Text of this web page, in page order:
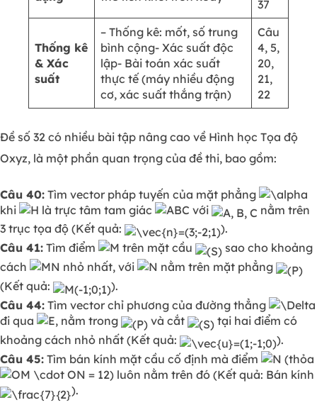
37
Thống kê
& Xác
suất
– Thống kê: mốt, số trung
bình cộng- Xác suất độc
lập- Bài toán xác suất
thực tế (máy nhiều động
cơ, xác suất thắng trận)
Câu
4, 5,
20,
21,
22
Đề số 32 có nhiều bài tập nâng cao về Hình học Tọa độ
Oxyz, là một phần quan trọng của đề thi, bao gồm:
Câu 40: Tìm vector pháp tuyến của mặt phẳng
khi
là trực tâm tam giác với
nằm trên
3 trục tọa độ (Kết quả:
).
Câu 41: Tìm điểm trên mặt cầu
sao cho khoảng
cách
nhỏ nhất, với
nằm trên mặt phẳng
(Kết quả:
).
Câu 44: Tìm vector chỉ phương của đường thẳng
đi qua
, nằm trong và cắt
tại hai điểm có
khoảng cách nhỏ nhất (Kết quả:
).
Câu 45: Tìm bán kính mặt cầu cố định mà điểm
(thỏa
) luôn nằm trên đó (Kết quả: Bán kính
).